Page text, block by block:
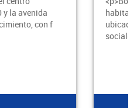
con ducha, uno de ellos
p><p>1 baño